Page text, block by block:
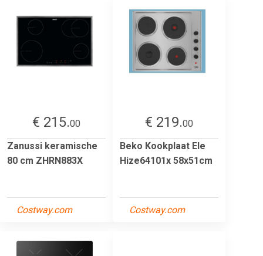
€ 215.00
Zanussi keramische
80 cm ZHRN883X
Costway.com
€ 219.00
Beko Kookplaat Ele
Hize64101x 58x51cm
Costway.com